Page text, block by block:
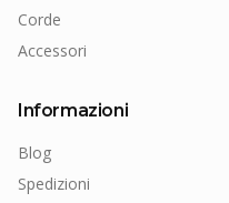
Corde
Accessori
Informazioni
Blog
Spedizioni